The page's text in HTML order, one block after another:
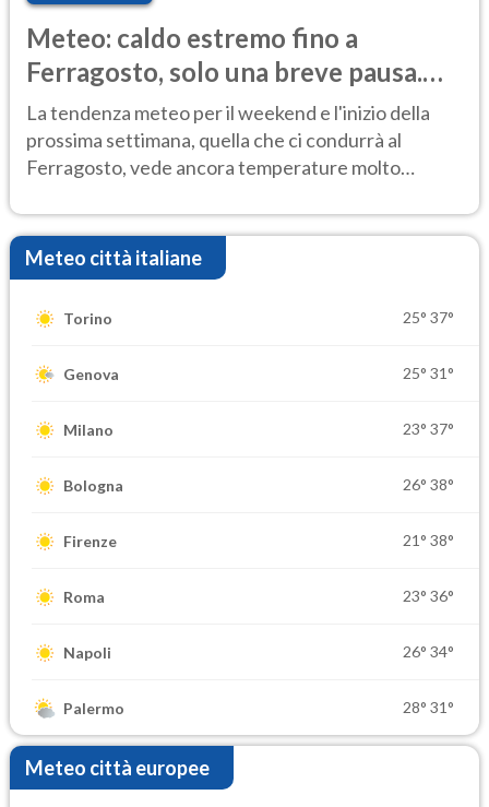
Meteo: caldo estremo fino a
Ferragosto, solo una breve pausa.
Ecco dove
La tendenza meteo per il weekend e l'inizio della
prossima settimana, quella che ci condurrà al
Ferragosto, vede ancora temperature molto
Meteo città italiane
Torino 25° 37°
Genova 25° 31°
Milano 23° 37°
Bologna 26° 38°
Firenze 21° 38°
Roma 23° 36°
Napoli 26° 34°
Palermo 28° 31°
Meteo città europee